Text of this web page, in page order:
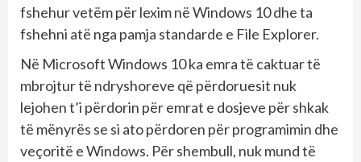
fshehur vetëm për lexim në Windows 10 dhe ta
fshehni atë nga pamja standarde e File Explorer.
Në Microsoft Windows 10 ka emra të caktuar të
mbrojtur të ndryshoreve që përdoruesit nuk
lejohen t’i përdorin për emrat e dosjeve për shkak
të mënyrës se si ato përdoren për programimin dhe
veçoritë e Windows. Për shembull, nuk mund të